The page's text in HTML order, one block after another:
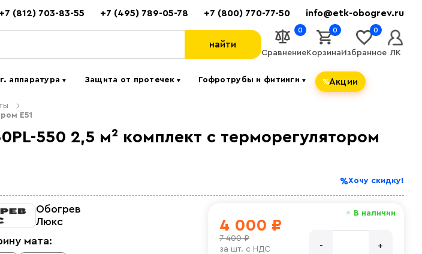
+7 (812) 703-83-55 +7 (495) 789-05-78 +7 (800) 770-77-50 info@etk-obogrev.ru
найти
Сравнение
0
Корзина
0
Избранное
0
ЛК
аппаратура▼ Защита от протечек▼ Гофротрубы и фитинги▼ Акции
E51
550 2,5 м² комплект c терморегулятором
Хочу скидку!
Обогрев
Люкс
мата:
В наличии
4 000 ₽
7 400 ₽
за шт. с НДС